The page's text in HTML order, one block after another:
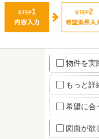
物件を実
もっと詳
希望に合
図面が欲